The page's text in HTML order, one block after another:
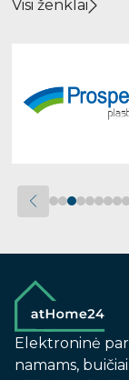
Visi ženklai
Elektroninė
namams,